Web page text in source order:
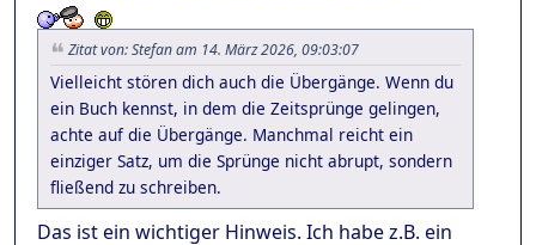
Zitat von: Stefan am 14. März 2026, 09:03:07
Vielleicht stören dich auch die Übergänge. Wenn du
ein Buch kennst, in dem die Zeitsprünge gelingen,
achte auf die Übergänge. Manchmal reicht ein
einziger Satz, um die Sprünge nicht abrupt, sondern
fließend zu schreiben.
Das ist ein wichtiger Hinweis. Ich habe z.B. ein